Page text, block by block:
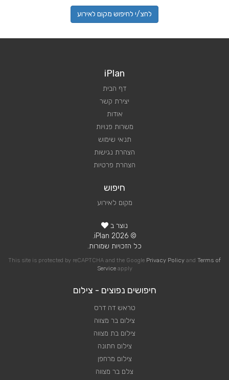
לחצ/י לחיפוש מקום לאירוע
iPlan
דף הבית
יצירת קשר
אודות
משרות פנויות
תנאי שימוש
הצהרת נגישות
הצהרת פרטיות
חיפוש
מקום לאירוע
נוצר ב
© 2026 iPlan.
כל הזכויות שמורות.
This site is protected by reCAPTCHA and the Google Privacy Policy and Terms of
Serviceapply
חיפושים נפוצים - צילום
טראש דה דרס
צילום בר מצווה
צילום בת מצווה
צילום חתונה
צילום מרחפן
צלם בר מצווה